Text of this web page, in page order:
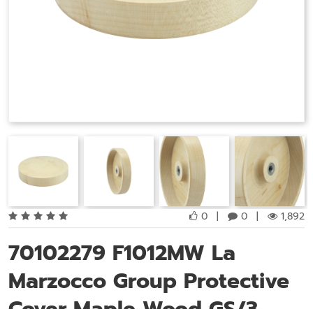
0 | 0 | 1,892
70102279 F1012MW La
Marzocco Group Protective